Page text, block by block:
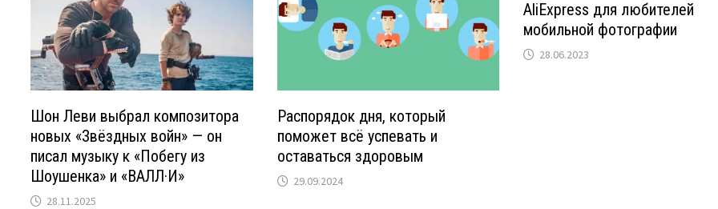
Шон Леви выбрал композитора
новых «Звёздных войн» — он
писал музыку к «Побегу из
Шоушенка» и «ВАЛЛ·И»
28.11.2025
Распорядок дня, который
поможет всё успевать и
оставаться здоровым
29.09.2024
AliExpress для любителей
мобильной фотографии
28.06.2023